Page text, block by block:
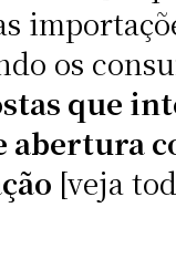
os
que
abertura
[veja